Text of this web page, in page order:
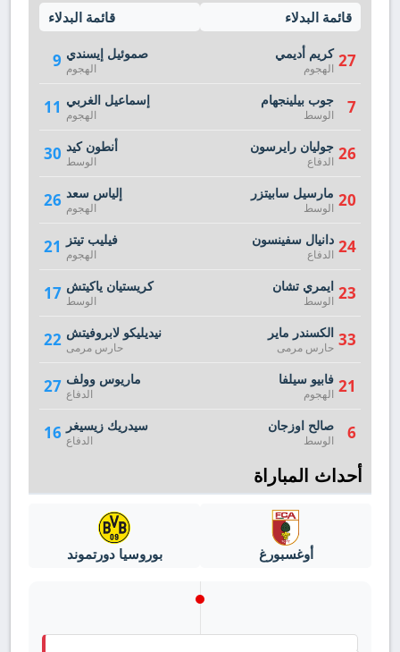
قائمة البدلاء
9 صموئيل إيسندي
الهجوم
11 إسماعيل الغربي
الهجوم
30 أنطون كيد
الوسط
26 إلياس سعد
الهجوم
21 فيليب تيتز
الهجوم
17 كريستيان ياكيتش
الوسط
22 نيديليكو لابروفيتش
حارس مرمى
27 ماريوس وولف
الدفاع
16 سيدريك زيسيغر
الدفاع
قائمة البدلاء
27 كريم أديمي
الهجوم
7 جوب بيلينجهام
الوسط
26 جوليان رايرسون
الدفاع
20 مارسيل سابيتزر
الوسط
24 دانيال سفينسون
الدفاع
23 ايمري تشان
الوسط
33 الكسندر ماير
حارس مرمى
21 فابيو سيلفا
الهجوم
6 صالح اوزجان
الوسط
أحداث المباراة
أوغسبورغ بوروسيا دورتموند